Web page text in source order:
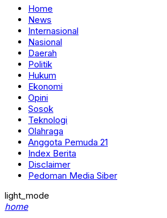
Home
News
Internasional
Nasional
Daerah
Politik
Hukum
Ekonomi
Opini
Sosok
Teknologi
Olahraga
Anggota Pemuda 21
Index Berita
Disclaimer
Pedoman Media Siber
light_mode
home